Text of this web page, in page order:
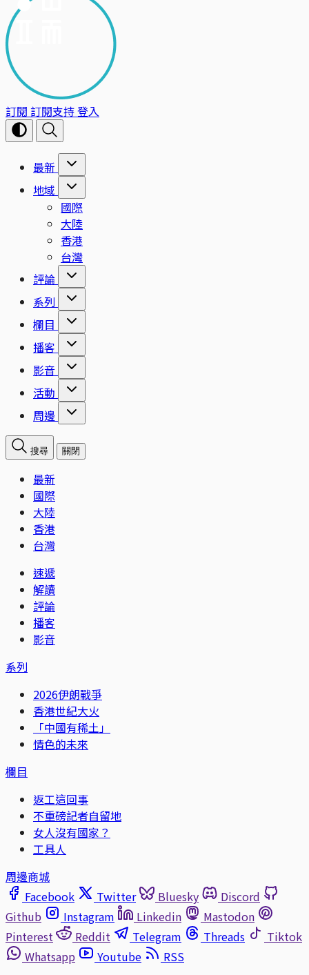
訂閱 訂閱支持登入
最新
地域
國際
大陸
香港
台灣
評論
系列
欄目
播客
影音
活動
周邊
搜尋 關閉
最新
國際
大陸
香港
台灣
速遞
解讀
評論
播客
影音
系列
2026伊朗戰爭
香港世紀大火
「中國有稀土」
情色的未來
欄目
返工這回事
不重磅記者自留地
女人沒有國家？
工具人
周邊商城
Facebook
Twitter Bluesky
Discord
Github
Instagram Linkedin
Mastodon
Pinterest
Reddit Telegram Threads
Tiktok
Whatsapp
Youtube
RSS